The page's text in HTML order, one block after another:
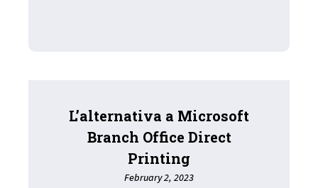
L’alternativa a Microsoft
Branch Office Direct
Printing
February 2, 2023